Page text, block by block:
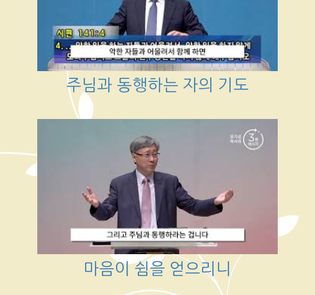
주님과 동행하는 자의 기도
마음이 쉼을 얻으리니